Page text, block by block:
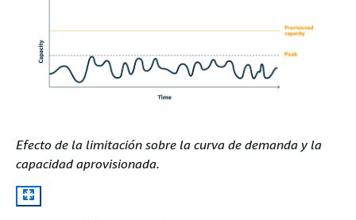
Efecto de la limitación sobre la curva de demanda y la
capacidad aprovisionada.